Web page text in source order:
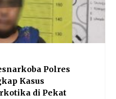
Polres
Kasus
di Pekat